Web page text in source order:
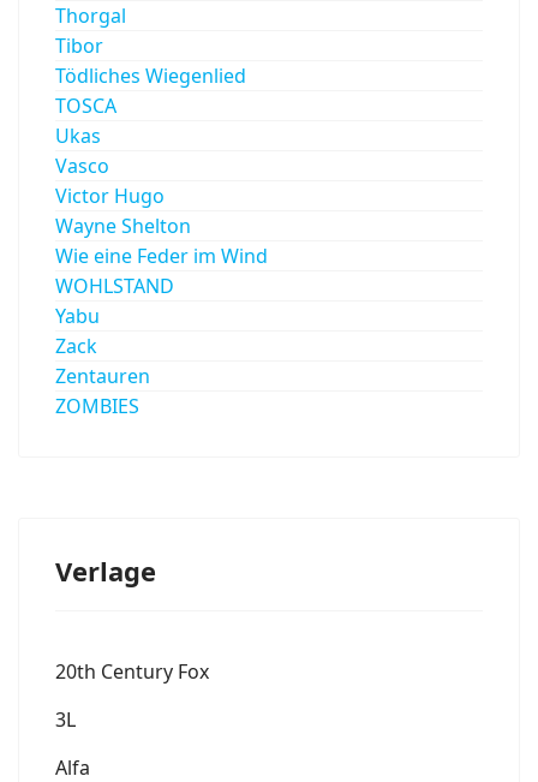
Thorgal
Tibor
Tödliches Wiegenlied
TOSCA
Ukas
Vasco
Victor Hugo
Wayne Shelton
Wie eine Feder im Wind
WOHLSTAND
Yabu
Zack
Zentauren
ZOMBIES
Verlage
20th Century Fox
3L
Alfa